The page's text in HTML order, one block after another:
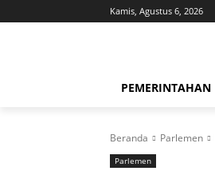
Kamis, Agustus 6, 2026
PEMERINTAHAN
Beranda Parlemen
Parlemen